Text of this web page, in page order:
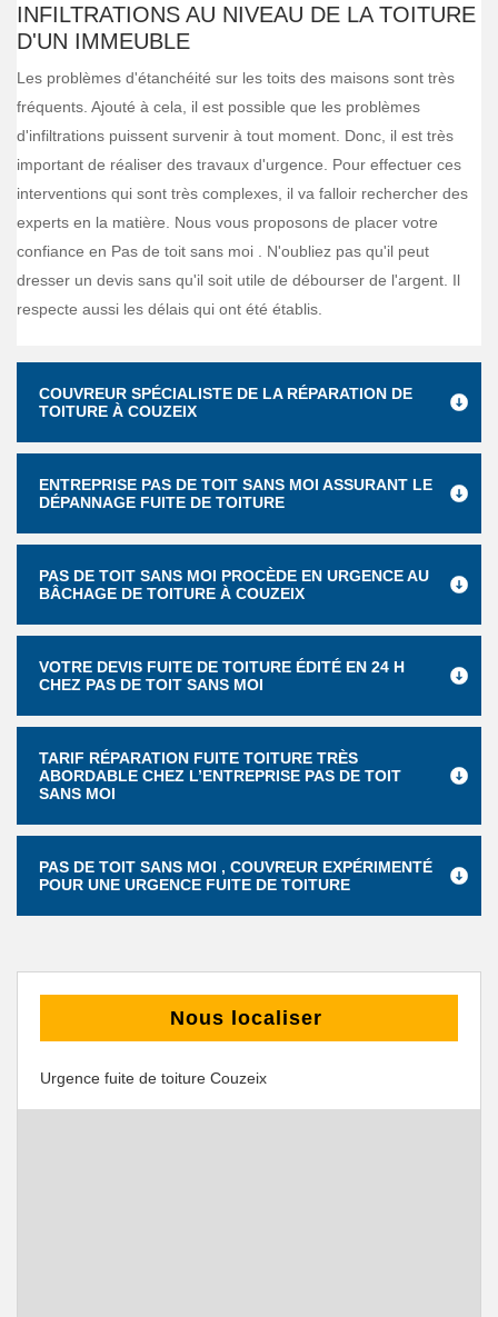
INFILTRATIONS AU NIVEAU DE LA TOITURE
D'UN IMMEUBLE
Les problèmes d'étanchéité sur les toits des maisons sont très
fréquents. Ajouté à cela, il est possible que les problèmes
d'infiltrations puissent survenir à tout moment. Donc, il est très
important de réaliser des travaux d'urgence. Pour effectuer ces
interventions qui sont très complexes, il va falloir rechercher des
experts en la matière. Nous vous proposons de placer votre
confiance en Pas de toit sans moi . N'oubliez pas qu'il peut
dresser un devis sans qu'il soit utile de débourser de l'argent. Il
respecte aussi les délais qui ont été établis.
COUVREUR SPÉCIALISTE DE LA RÉPARATION DE
TOITURE À COUZEIX
ENTREPRISE PAS DE TOIT SANS MOI ASSURANT LE
DÉPANNAGE FUITE DE TOITURE
PAS DE TOIT SANS MOI PROCÈDE EN URGENCE AU
BÂCHAGE DE TOITURE À COUZEIX
VOTRE DEVIS FUITE DE TOITURE ÉDITÉ EN 24 H
CHEZ PAS DE TOIT SANS MOI
TARIF RÉPARATION FUITE TOITURE TRÈS
ABORDABLE CHEZ L’ENTREPRISE PAS DE TOIT
SANS MOI
PAS DE TOIT SANS MOI , COUVREUR EXPÉRIMENTÉ
POUR UNE URGENCE FUITE DE TOITURE
Nous localiser
Urgence fuite de toiture Couzeix